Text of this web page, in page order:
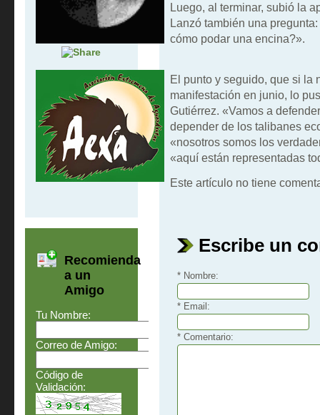
Recomienda
a un
Amigo
Tu Nombre:
Correo de Amigo:
Código de
Validación:
Luego, al terminar, subió la
Lanzó también una
cómo podar una encina?».
El punto y seguido, que si la
manifestación en junio, lo
Gutiérrez. «Vamos a
depender de los talibanes
«nosotros somos los
«aquí están representadas
Este artículo no tiene
Escribe un
* Nombre:
* Email:
* Comentario: